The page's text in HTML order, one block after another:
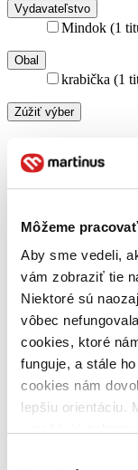
Môžeme
Aby sme vedeli,
vám zobraziť tie
Niektoré sú
vôbec
cookies, ktoré
funguje, a stále
cookies nám
lepšiu orientáciu.
Vydavateľstvo
Mindok (1
Obal
krabička (1
Zúžiť výber
Zoradiť
Bestsellery
Top hodnotené
Novinky
Najdrahšie
Najlacnejšie
Najvyššia zľava
Použité filtre
Zrušiť filtre